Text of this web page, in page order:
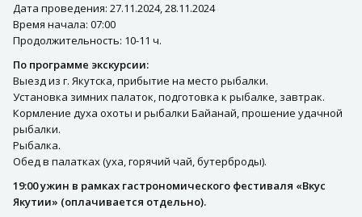
Дата проведения: 27.11.2024, 28.11.2024
Время начала: 07:00
Продолжительность: 10-11 ч.
По программе экскурсии:
Выезд из г. Якутска, прибытие на место рыбалки.
Установка зимних палаток, подготовка к рыбалке, завтрак.
Кормление духа охоты и рыбалки Байанай, прошение удачной
рыбалки.
Рыбалка.
Обед в палатках (уха, горячий чай, бутерброды).
19:00 ужин в рамках гастрономического фестиваля «Вкус
Якутии» (оплачивается отдельно).